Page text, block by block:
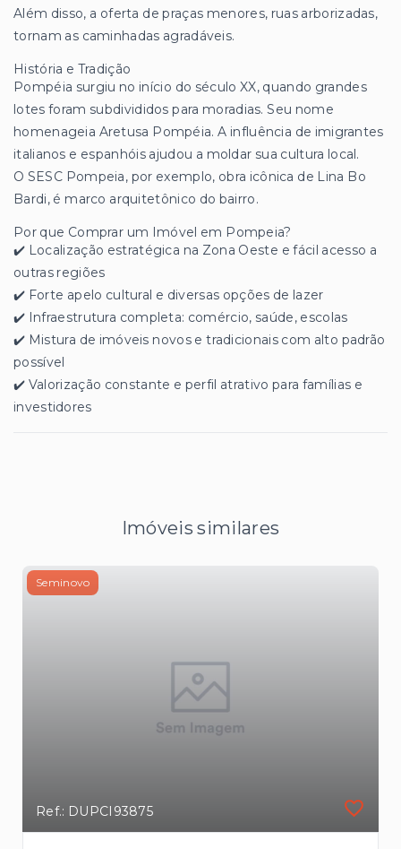
Além disso, a oferta de praças menores, ruas arborizadas,
tornam as caminhadas agradáveis.
História e Tradição
Pompéia surgiu no início do século XX, quando grandes
lotes foram subdivididos para moradias. Seu nome
homenageia Aretusa Pompéia. A influência de imigrantes
italianos e espanhóis ajudou a moldar sua cultura local.
O SESC Pompeia, por exemplo, obra icônica de Lina Bo
Bardi, é marco arquitetônico do bairro.
Por que Comprar um Imóvel em Pompeia?
✔️ Localização estratégica na Zona Oeste e fácil acesso a
outras regiões
✔️ Forte apelo cultural e diversas opções de lazer
✔️ Infraestrutura completa: comércio, saúde, escolas
✔️ Mistura de imóveis novos e tradicionais com alto padrão
possível
✔️ Valorização constante e perfil atrativo para famílias e
investidores
Imóveis similares
Seminovo
Ref.: DUPCI93875